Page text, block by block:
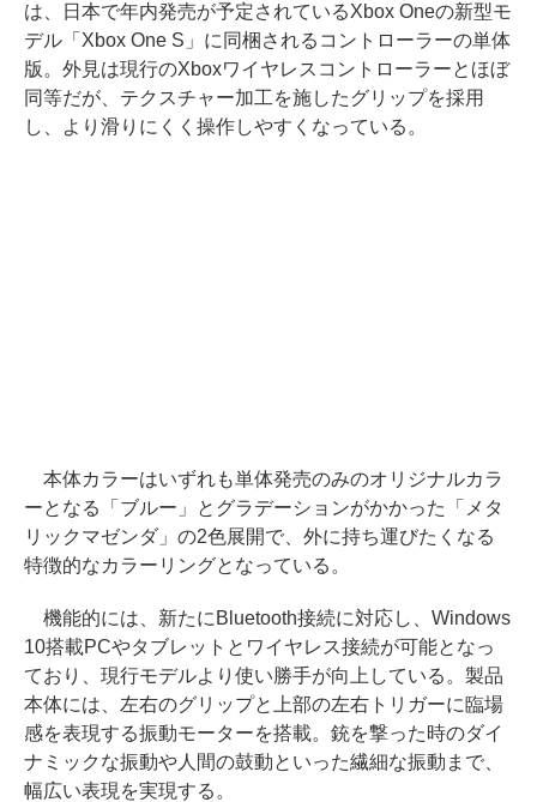
は、日本で年内発売が予定されているXbox Oneの新型モ
デル「Xbox One S」に同梱されるコントローラーの単体
版。外見は現行のXboxワイヤレスコントローラーとほぼ
同等だが、テクスチャー加工を施したグリップを採用
し、より滑りにくく操作しやすくなっている。
本体カラーはいずれも単体発売のみのオリジナルカラ
ーとなる「ブルー」とグラデーションがかかった「メタ
リックマゼンダ」の2色展開で、外に持ち運びたくなる
特徴的なカラーリングとなっている。
機能的には、新たにBluetooth接続に対応し、Windows
10搭載PCやタブレットとワイヤレス接続が可能となっ
ており、現行モデルより使い勝手が向上している。製品
本体には、左右のグリップと上部の左右トリガーに臨場
感を表現する振動モーターを搭載。銃を撃った時のダイ
ナミックな振動や人間の鼓動といった繊細な振動まで、
幅広い表現を実現する。